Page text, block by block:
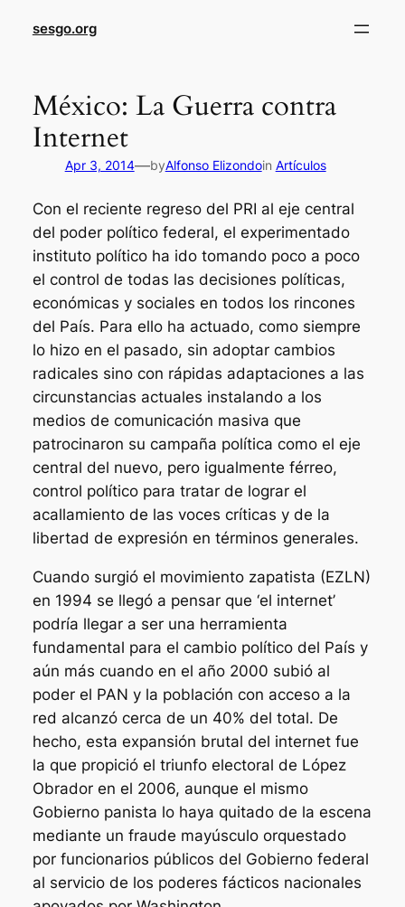
sesgo.org
México: La Guerra contra
Internet
Apr 3, 2014—byAlfonso Elizondoin Artículos
Con el reciente regreso del PRI al eje central
del poder político federal, el experimentado
instituto político ha ido tomando poco a poco
el control de todas las decisiones políticas,
económicas y sociales en todos los rincones
del País. Para ello ha actuado, como siempre
lo hizo en el pasado, sin adoptar cambios
radicales sino con rápidas adaptaciones a las
circunstancias actuales instalando a los
medios de comunicación masiva que
patrocinaron su campaña política como el eje
central del nuevo, pero igualmente férreo,
control político para tratar de lograr el
acallamiento de las voces críticas y de la
libertad de expresión en términos generales.
Cuando surgió el movimiento zapatista (EZLN)
en 1994 se llegó a pensar que ‘el internet’
podría llegar a ser una herramienta
fundamental para el cambio político del País y
aún más cuando en el año 2000 subió al
poder el PAN y la población con acceso a la
red alcanzó cerca de un 40% del total. De
hecho, esta expansión brutal del internet fue
la que propició el triunfo electoral de López
Obrador en el 2006, aunque el mismo
Gobierno panista lo haya quitado de la escena
mediante un fraude mayúsculo orquestado
por funcionarios públicos del Gobierno federal
al servicio de los poderes fácticos nacionales